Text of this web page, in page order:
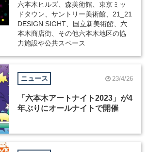
六本木ヒルズ、森美術館、東京ミッ
ドタウン、サントリー美術館、21_21
DESIGN SIGHT、国立新美術館、六
本木商店街、その他六本木地区の協
力施設や公共スペース
ニュース 23/4/26
「六本木アートナイト2023」が4
年ぶりにオールナイトで開催